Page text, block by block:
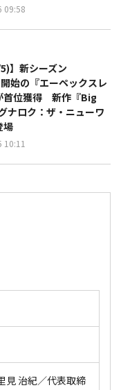
09:58
】新シーズン
始の『エーペックスレ
首位獲得 新作『Big
ナロク：ザ・ニューワ
場
10:11
見 治紀／代表取締